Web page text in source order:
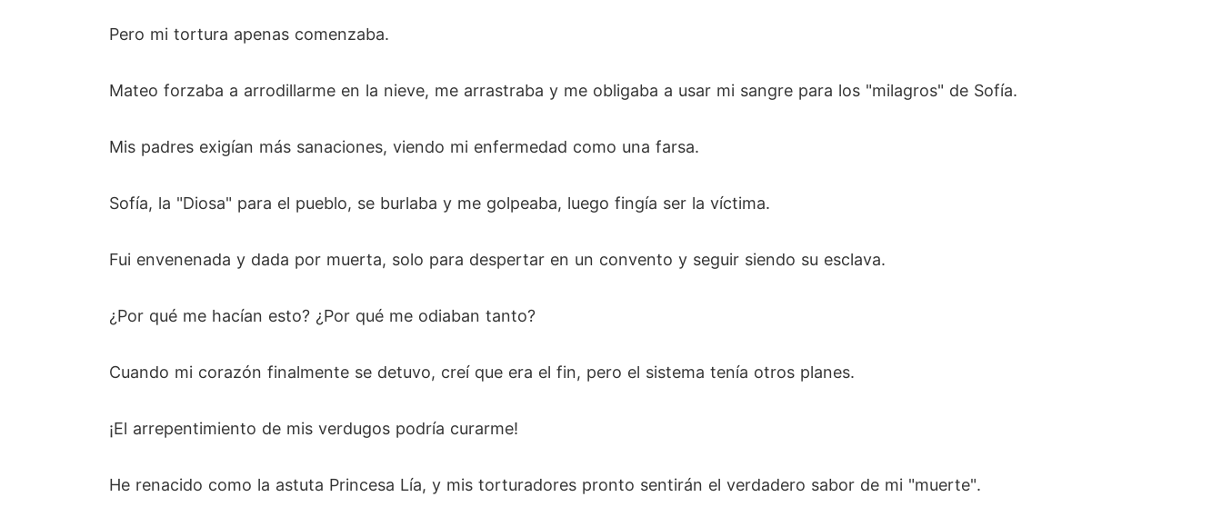
Pero mi tortura apenas comenzaba.
Mateo forzaba a arrodillarme en la nieve, me arrastraba y me obligaba a usar mi sangre para los "milagros" de Sofía.
Mis padres exigían más sanaciones, viendo mi enfermedad como una farsa.
Sofía, la "Diosa" para el pueblo, se burlaba y me golpeaba, luego fingía ser la víctima.
Fui envenenada y dada por muerta, solo para despertar en un convento y seguir siendo su esclava.
¿Por qué me hacían esto? ¿Por qué me odiaban tanto?
Cuando mi corazón finalmente se detuvo, creí que era el fin, pero el sistema tenía otros planes.
¡El arrepentimiento de mis verdugos podría curarme!
He renacido como la astuta Princesa Lía, y mis torturadores pronto sentirán el verdadero sabor de mi "muerte".